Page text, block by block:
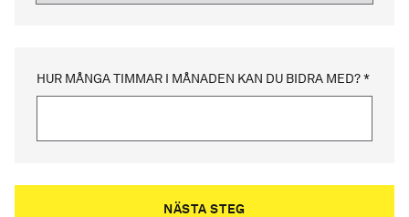
HUR MÅNGA TIMMAR I MÅNADEN KAN DU BIDRA MED? *